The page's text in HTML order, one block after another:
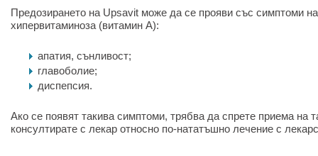
Предозирането на Upsavit може да се прояви със симптоми
хипервитаминоза (витамин А):
апатия, сънливост;
главоболие;
диспепсия.
Ако се появят такива симптоми, трябва да спрете приема на
консултирате с лекар относно по-нататъшно лечение с